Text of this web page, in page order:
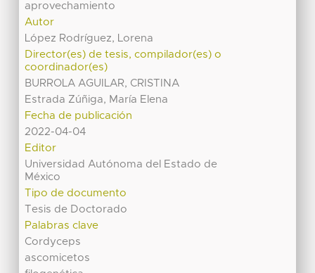
aprovechamiento
Autor
López Rodríguez, Lorena
Director(es) de tesis, compilador(es) o
coordinador(es)
BURROLA AGUILAR, CRISTINA
Estrada Zúñiga, María Elena
Fecha de publicación
2022-04-04
Editor
Universidad Autónoma del Estado de
México
Tipo de documento
Tesis de Doctorado
Palabras clave
Cordyceps
ascomicetos